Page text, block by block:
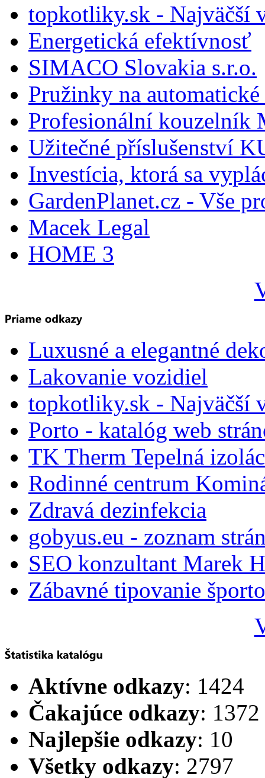
topkotliky.sk - Najväčší
Energetická efektívnosť
SIMACO Slovakia s.r.o.
Pružinky na
Profesionální kouzelník
Užitečné příslušenství
Investícia, ktorá sa
GardenPlanet.cz - Vše
Macek Legal
HOME 3
Luxusné a elegantné
Lakovanie vozidiel
topkotliky.sk - Najväčší
Porto - katalóg web
TK Therm Tepelná
Rodinné centrum
Zdravá dezinfekcia
gobyus.eu - zoznam
SEO konzultant Marek
Zábavné tipovanie
Aktívne odkazy: 1424
Čakajúce odkazy: 1372
Najlepšie odkazy: 10
Všetky odkazy: 2797